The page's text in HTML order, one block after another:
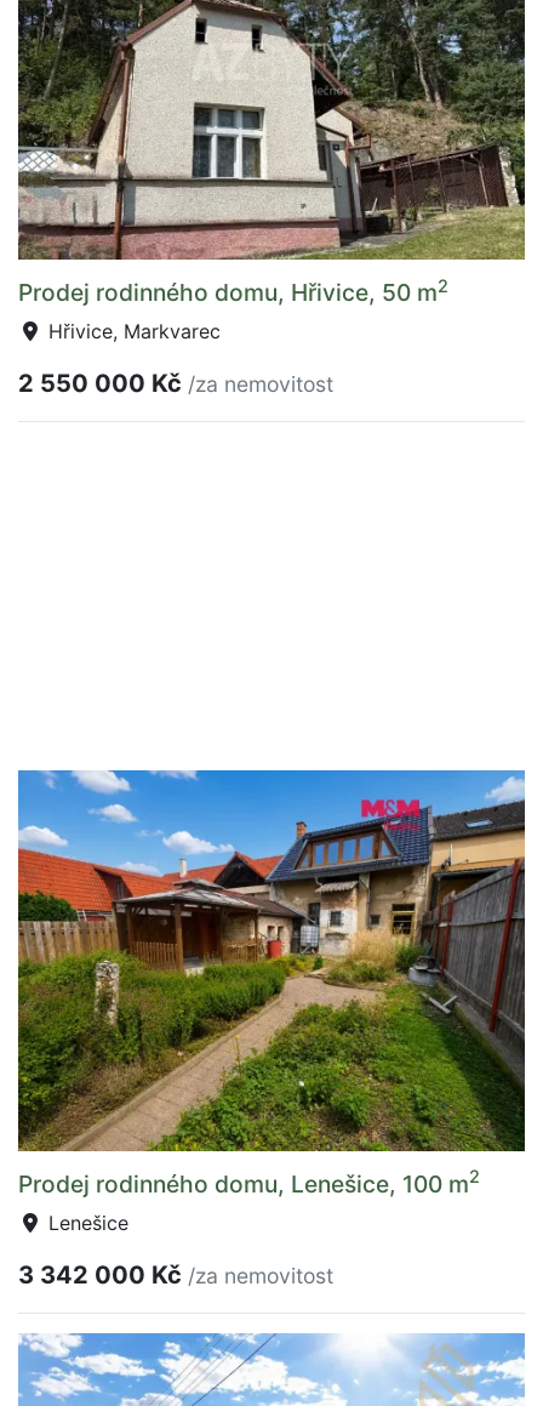
Prodej rodinného domu, Hřivice, 50 m2
Hřivice, Markvarec
2 550 000 Kč /za nemovitost
Prodej rodinného domu, Lenešice, 100 m2
Lenešice
3 342 000 Kč /za nemovitost